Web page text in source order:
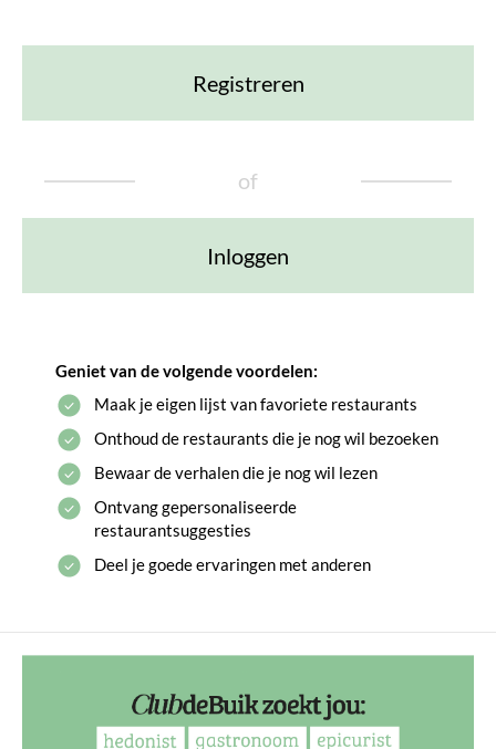
Registreren
of
Inloggen
Geniet van de volgende voordelen:
Maak je eigen lijst van favoriete restaurants
Onthoud de restaurants die je nog wil bezoeken
Bewaar de verhalen die je nog wil lezen
Ontvang gepersonaliseerde
restaurantsuggesties
Deel je goede ervaringen met anderen